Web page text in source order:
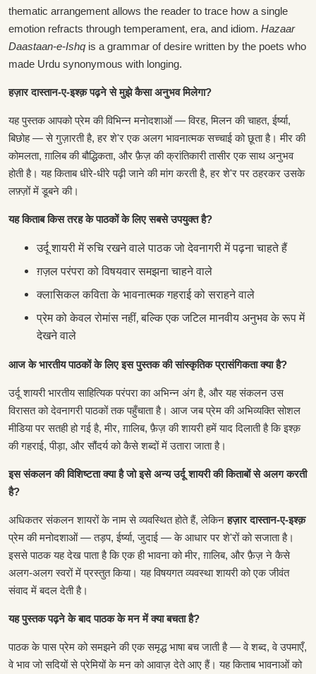
thematic arrangement allows the reader to trace how a single
emotion refracts through temperament, era, and idiom. Hazaar
Daastaan-e-Ishq is a grammar of desire written by the poets who
made Urdu synonymous with longing.
हज़ार दास्तान-ए-इश्क़ पढ़ने से मुझे कैसा अनुभव मिलेगा?
यह पुस्तक आपको प्रेम की विभिन्न मनोदशाओं — विरह, मिलन की चाहत, ईर्ष्या,
बिछोह — से गुज़ारती है, हर शे'र एक अलग भावनात्मक सच्चाई को छूता है। मीर की
कोमलता, ग़ालिब की बौद्धिकता, और फ़ैज़ की क्रांतिकारी तासीर एक साथ अनुभव
होती है। यह किताब धीरे-धीरे पढ़ी जाने की मांग करती है, हर शे'र पर ठहरकर उसके
लफ़्ज़ों में डूबने की।
यह किताब किस तरह के पाठकों के लिए सबसे उपयुक्त है?
उर्दू शायरी में रुचि रखने वाले पाठक जो देवनागरी में पढ़ना चाहते हैं
ग़ज़ल परंपरा को विषयवार समझना चाहने वाले
क्लासिकल कविता के भावनात्मक गहराई को सराहने वाले
प्रेम को केवल रोमांस नहीं, बल्कि एक जटिल मानवीय अनुभव के रूप में
देखने वाले
आज के भारतीय पाठकों के लिए इस पुस्तक की सांस्कृतिक प्रासंगिकता क्या है?
उर्दू शायरी भारतीय साहित्यिक परंपरा का अभिन्न अंग है, और यह संकलन उस
विरासत को देवनागरी पाठकों तक पहुँचाता है। आज जब प्रेम की अभिव्यक्ति सोशल
मीडिया पर सतही हो गई है, मीर, ग़ालिब, फ़ैज़ की शायरी हमें याद दिलाती है कि इश्क़
की गहराई, पीड़ा, और सौंदर्य को कैसे शब्दों में उतारा जाता है।
इस संकलन की विशिष्टता क्या है जो इसे अन्य उर्दू शायरी की किताबों से अलग करती
है?
अधिकतर संकलन शायरों के नाम से व्यवस्थित होते हैं, लेकिनहज़ार दास्तान-ए-इश्क़
प्रेम की मनोदशाओं — तड़प, ईर्ष्या, जुदाई — के आधार पर शे'रों को सजाता है।
इससे पाठक यह देख पाता है कि एक ही भावना को मीर, ग़ालिब, और फ़ैज़ ने कैसे
अलग-अलग स्वरों में प्रस्तुत किया। यह विषयगत व्यवस्था शायरी को एक जीवंत
संवाद में बदल देती है।
यह पुस्तक पढ़ने के बाद पाठक के मन में क्या बचता है?
पाठक के पास प्रेम को समझने की एक समृद्ध भाषा बच जाती है — वे शब्द, वे उपमाएँ,
वे भाव जो सदियों से प्रेमियों के मन को आवाज़ देते आए हैं। यह किताब भावनाओं को